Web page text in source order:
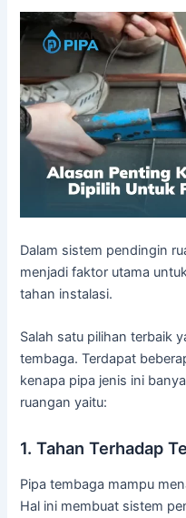
Dalam sistem pendingin
menjadi faktor utama
tahan instalasi.
Salah satu pilihan terbaik
tembaga. Terdapat
kenapa pipa jenis ini
ruangan yaitu:
1. Tahan Terhadap
Pipa tembaga mampu
Hal ini membuat sistem